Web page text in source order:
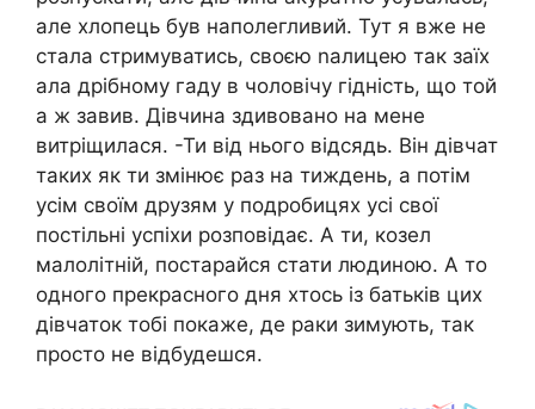
але хлопець був наполегливий. Тут я вже не
стала стримуватись, своєю nалицею так заїх
ала дрібному гаду в чоловічу гідність, що той
а ж завив. Дівчина здивовано на мене
витpіщилася. -Ти від нього відсядь. Він дівчат
таких як ти змінює раз на тиждень, а потім
усім своїм друзям у подробицях усі свої
постільні успіхи розповідає. А ти, козел
малолітній, постарайся стати людиною. А то
одного прекрасного дня хтось із батьків цих
дівчаток тобі покаже, де раки зимують, так
просто не відбудешся.